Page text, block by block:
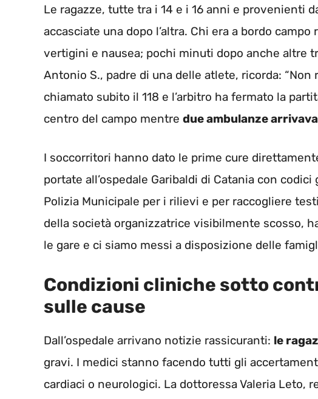
Le ragazze, tutte tra i 14 e i 16 anni e provenienti
accasciate una dopo l’altra. Chi era a bordo
vertigini e nausea; pochi minuti dopo anche altre
Antonio S., padre di una delle atlete, ricorda:
chiamato subito il 118 e l’arbitro ha fermato la
centro del campo mentre due ambulanze
I soccorritori hanno dato le prime cure
portate all’ospedale Garibaldi di Catania con
Polizia Municipale per i rilievi e per raccogliere
della società organizzatrice visibilmente scosso,
le gare e ci siamo messi a disposizione delle
Condizioni cliniche sotto
sulle cause
Dall’ospedale arrivano notizie rassicuranti: le
gravi. I medici stanno facendo tutti gli
cardiaci o neurologici. La dottoressa Valeria Leto,